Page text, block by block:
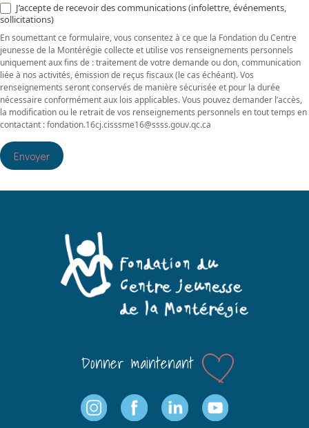
J’accepte de recevoir des communications (infolettre, événements,
sollicitations)
En soumettant ce formulaire, vous consentez à ce que la Fondation du Centre
jeunesse de la Montérégie collecte et utilise vos renseignements personnels
uniquement aux fins de : traitement de votre demande ou don, communication
liée à nos activités, émission de reçus fiscaux (le cas échéant). Vos
renseignements seront conservés de manière sécurisée et pour la durée
nécessaire conformément aux lois applicables. Vous pouvez demander l’accès,
la modification ou le retrait de vos renseignements personnels en tout temps en
contactant : fondation.16cj.cisssme16@ssss.gouv.qc.ca
Envoyer
Donner maintenant